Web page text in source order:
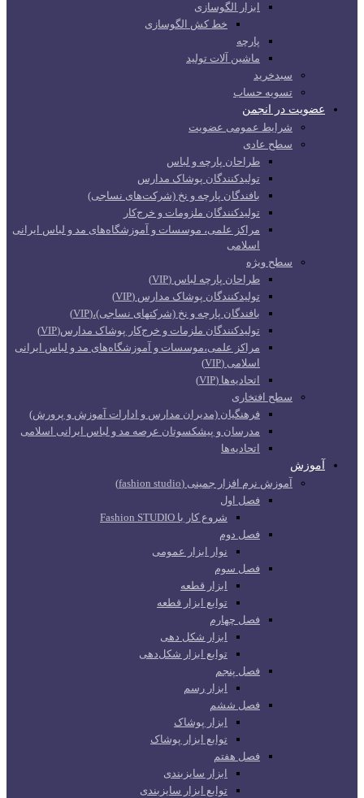
ابزار الگوسازی
خط کش الگوسازی
پارچه
ماشین آلات تولید
سبدخرید
تسویه حساب
عضویت در انجمن
شرایط عمومی عضویت
سطح عادی
طراحان پارچه و لباس
تولیدکنندگان پوشاک مدارس
بافندگان پارچه و نخ (شرکت‌های نساجی)
تولیدکنندگان ملزومات و خرج‌کار
مراکز علمی، موسسات و آموزشگاه‌های مد و لباس ایرانی
اسلامی
سطح ویژه
طراحان پارچه لباس (VIP)
تولیدکنندگان پوشاک مدارس (VIP)
بافندگان پارچه و نخ (شرکتهای نساجی)،(VIP)
تولیدکنندگان ملزمات و خرج‌کار پوشاک مدارس(VIP)
مراکز علمی،موسسات و آموزشگاه‌های مد و لباس ایرانی
اسلامی (VIP)
اتحادیه‌ها (VIP)
سطح افتخاری
فرهنگیان (مدیران مدارس و ادارات آموزش و پرورش)
مدرسان و پیشکسوتان عرصه مد و لباس ایرانی اسلامی
اتحادیه‌ها
آموزش
آموزش نرم افزار جمینی (fashion studio)
فصل اول
شروع کار با Fashion STUDIO
فصل دوم
نوار ابزار عمومی
فصل سوم
ابزار قطعه
توابع ابزار قطعه
فصل چهارم
ابزار شکل دهی
توابع ابزار شکل‌دهی
فصل پنجم
ابزار رسم
فصل ششم
ابزار پوشاک
توابع ابزار پوشاک
فصل هفتم
ابزار سایزبندی
توابع ابزار سایزبندی